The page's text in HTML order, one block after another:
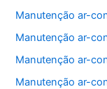
Manutenção ar-
Manutenção ar-
Manutenção ar-
Manutenção ar-